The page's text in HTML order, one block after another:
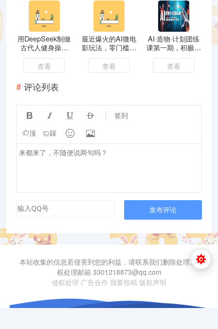
用DeepSeek制做
古代人健身操视
频，盈利拿奖拿到
手软，单日转现多
张
查看
最近爆火的AI微电
影玩法，零门槛新
手也能制作原创作
品，多种变现方式
【视频+工具】
查看
AI·造物·计划团练
课第一期，积极拥
抱新技术、新变革
查看
评论列表
    签到
顶 踩  
发布评论
本站收集的信息若侵害到您的利益，请联系我们删除处理,侵
权处理邮箱 3301218873@qq.com
侵权处理 广告合作 我要投稿 版权声明